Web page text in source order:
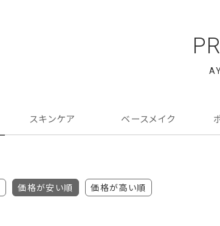
スキンケア ベースメイク
価格が安い順 価格が高い順